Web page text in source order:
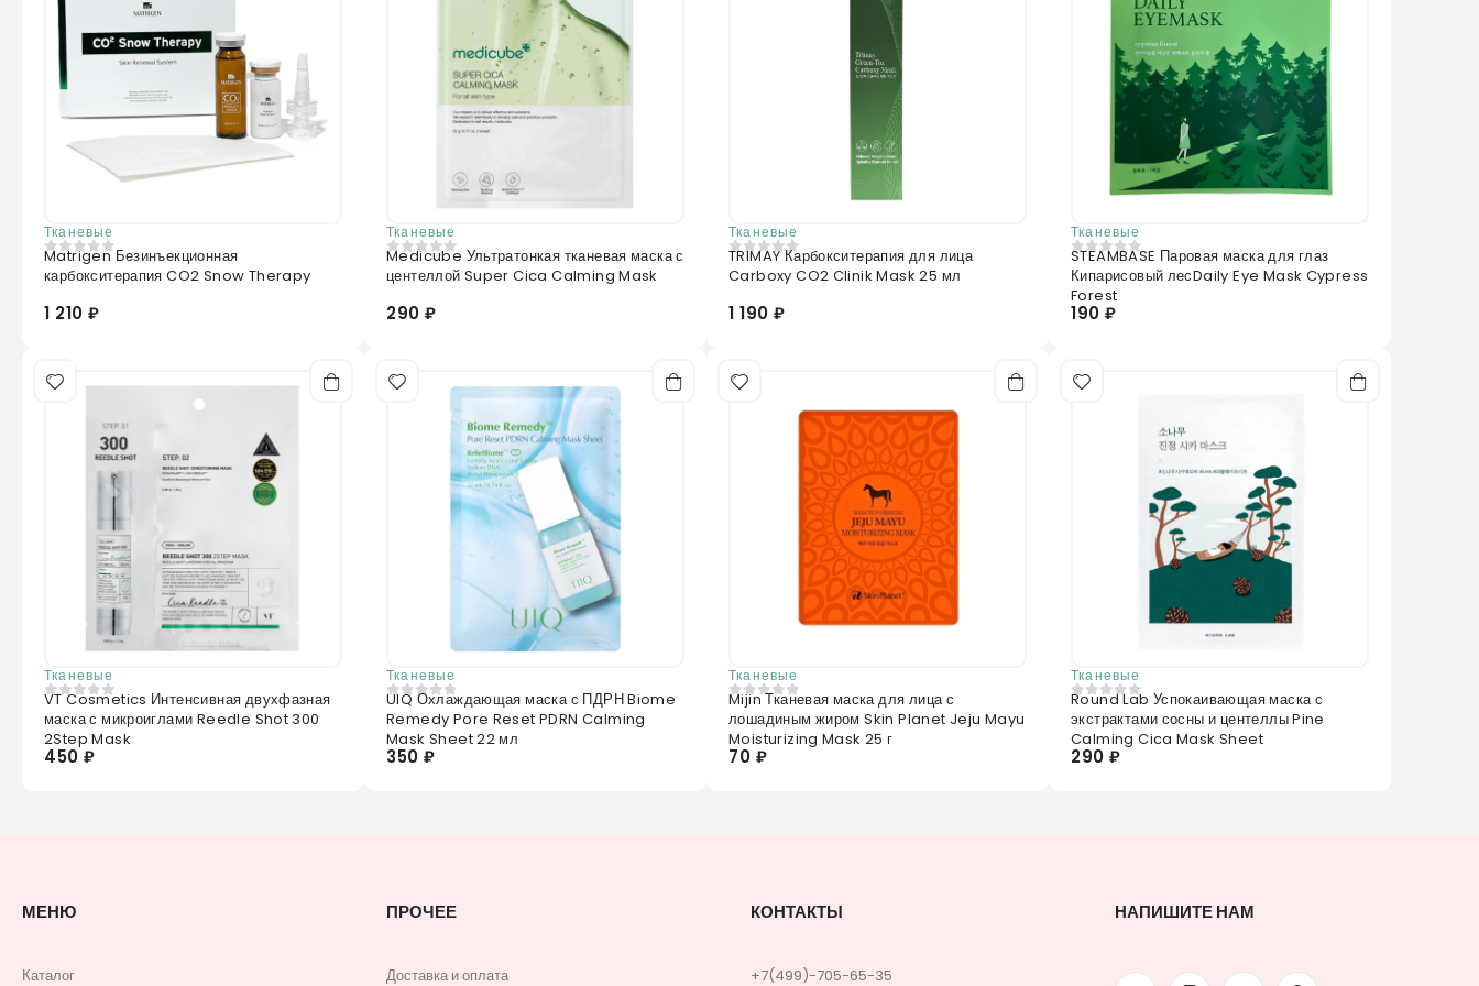
Тканевые
0из 5
Matrigen Безинъекционная
карбокситерапия CO2 Snow Therapy
1 210 ₽
Тканевые
0из 5
Medicube Ультратонкая тканевая маска с
центеллой Super Cica Calming Mask
290 ₽
Тканевые
0из 5
TRIMAY Карбокситерапия для лица
Carboxy CO2 Clinik Mask 25 мл
1 190 ₽
Тканевые
0 из 5
STEAMBASE Паровая маска для глаз
Кипарисовый лесDaily Eye Mask Cypress
Forest
190 ₽
Тканевые
0 из 5
VT Cosmetics Интенсивная двухфазная
маска с микроиглами Reedle Shot 300
2Step Mask
450 ₽
Тканевые
0из 5
UIQ Охлаждающая маска с ПДРН Biome
Remedy Pore Reset PDRN Calming
Mask Sheet 22 мл
350 ₽
Тканевые
0из 5
Mijin Тканевая маска для лица с
лошадиным жиром Skin Planet Jeju Mayu
Moisturizing Mask 25 г
70 ₽
Тканевые
0 из 5
Round Lab Успокаивающая маска с
экстрактами сосны и центеллы Pine
Calming Cica Mask Sheet
290 ₽
МЕНЮ
Каталог
ПРОЧЕЕ
Доставка и оплата
КОНТАКТЫ
+7(499)-705-65-35
НАПИШИТЕ НАМ